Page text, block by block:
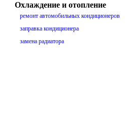
Охлаждение и отопление
ремонт автомобильных кондиционеров
заправка кондиционера
замена радиатора